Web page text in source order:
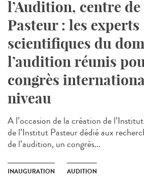
l’Audition, centre
Pasteur : les experts
scientifiques du
l’audition réunis
congrès
niveau
A l’occasion de la création de
de l’Institut Pasteur dédié aux
de l’audition, un congrès...
INAUGURATION AUDITION